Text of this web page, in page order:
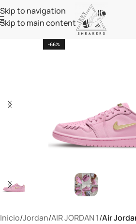
Skip to navigation
Skip to main content
-66%
Inicio Jordan AIR JORDAN 1 Air